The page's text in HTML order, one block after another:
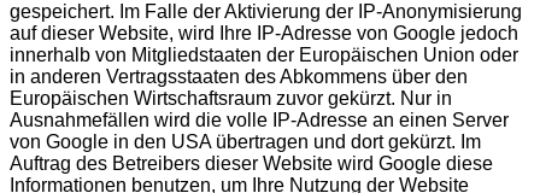
gespeichert. Im Falle der Aktivierung der IP-Anonymisierung
auf dieser Website, wird Ihre IP-Adresse von Google jedoch
innerhalb von Mitgliedstaaten der Europäischen Union oder
in anderen Vertragsstaaten des Abkommens über den
Europäischen Wirtschaftsraum zuvor gekürzt. Nur in
Ausnahmefällen wird die volle IP-Adresse an einen Server
von Google in den USA übertragen und dort gekürzt. Im
Auftrag des Betreibers dieser Website wird Google diese
Informationen benutzen, um Ihre Nutzung der Website